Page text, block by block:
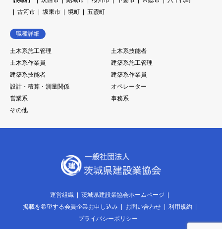
古河市
坂東市 境町 五霞町
職種詳細
土木系施工管理
土木系技能者
土木系作業員
建築系施工管理
建築系技能者
建築系作業員
設計・積算・測量関係
オペレーター
営業系
事務系
その他
運営組織
茨城県建設業協会ホームページ
掲載を希望する会員企業お申し込み
お問い合わせ
利用規約
プライバシーポリシー